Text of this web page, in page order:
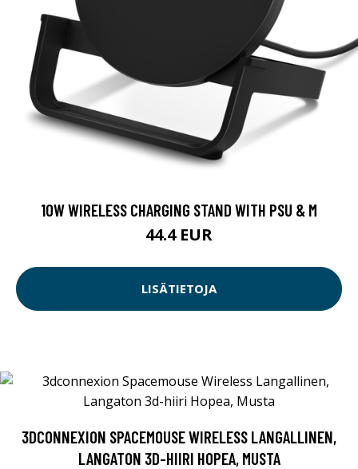
10W WIRELESS CHARGING STAND WITH PSU & M
44.4 EUR
LISÄTIETOJA
3DCONNEXION SPACEMOUSE WIRELESS LANGALLINEN,
LANGATON 3D-HIIRI HOPEA, MUSTA